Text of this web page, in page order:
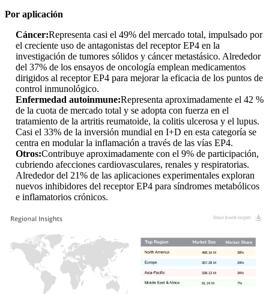
Por aplicación
Cáncer:Representa casi el 49% del mercado total, impulsado por
el creciente uso de antagonistas del receptor EP4 en la
investigación de tumores sólidos y cáncer metastásico. Alrededor
del 37% de los ensayos de oncología emplean medicamentos
dirigidos al receptor EP4 para mejorar la eficacia de los puntos de
control inmunológico.
Enfermedad autoinmune:Representa aproximadamente el 42 %
de la cuota de mercado total y se adopta con fuerza en el
tratamiento de la artritis reumatoide, la colitis ulcerosa y el lupus.
Casi el 33% de la inversión mundial en I+D en esta categoría se
centra en modular la inflamación a través de las vías EP4.
Otros:Contribuye aproximadamente con el 9% de participación,
cubriendo afecciones cardiovasculares, renales y respiratorias.
Alrededor del 21% de las aplicaciones experimentales exploran
nuevos inhibidores del receptor EP4 para síndromes metabólicos
e inflamatorios crónicos.
7%
91.24 M
26%
338.13 M
29%
357.28 M
38%
468.16 M